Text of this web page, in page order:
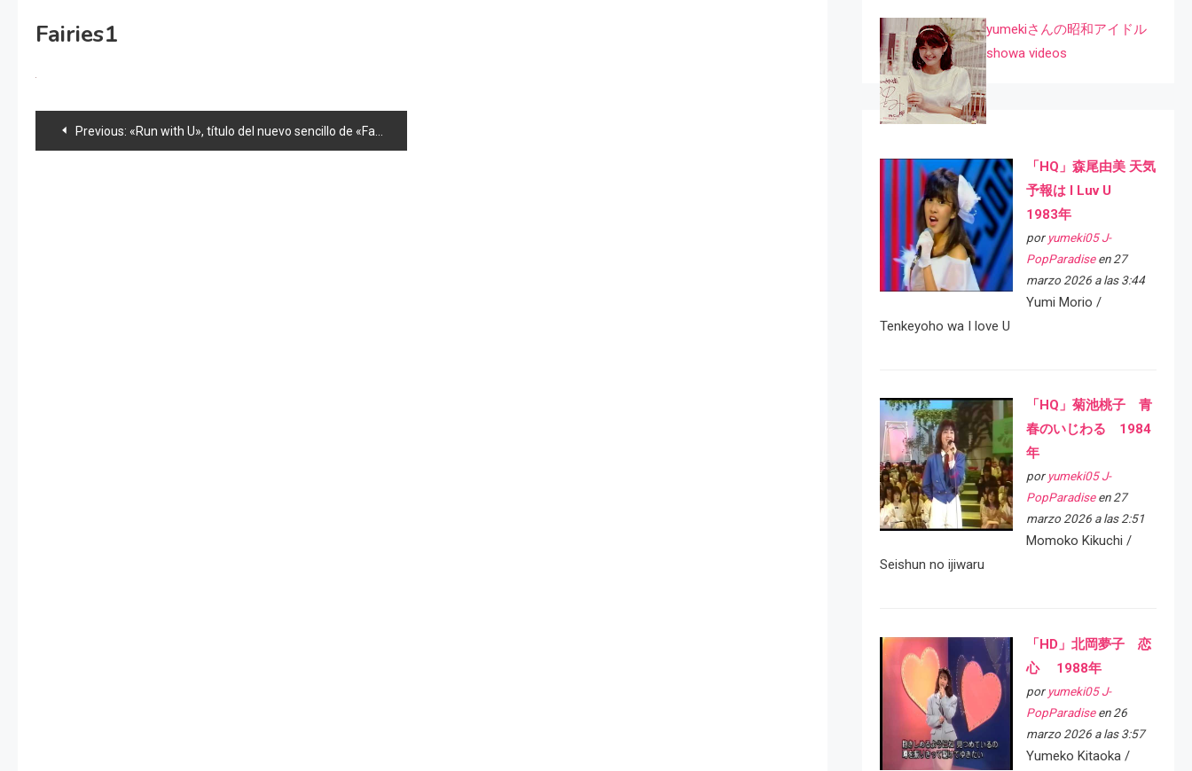
Fairies1
Navegación
Previous: «Run with U», título del nuevo sencillo de «Fairies»
yumekiさんの昭和アイドル
showa videos
「HQ」森尾由美 天気
予報は I Luv U
1983年
por yumeki05 J-
PopParadiseen 27
marzo 2026 a las 3:44
Yumi Morio /
Tenkeyoho wa I love U
「HQ」菊池桃子 青
春のいじわる 1984
年
por yumeki05 J-
PopParadiseen 27
marzo 2026 a las 2:51
Momoko Kikuchi /
Seishun no ijiwaru
「HD」北岡夢子 恋
心 1988年
por yumeki05 J-
PopParadiseen 26
marzo 2026 a las 3:57
Yumeko Kitaoka /